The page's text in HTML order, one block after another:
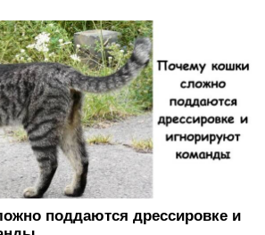
поддаются дрессировке и